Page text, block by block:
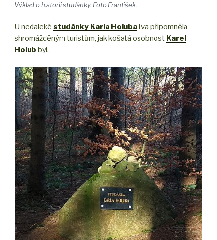
Výklad o historii studánky. Foto František.
U nedaleké studánky Karla Holuba Iva připomněla
shromážděným turistům, jak košatá osobnost Karel
Holub byl.